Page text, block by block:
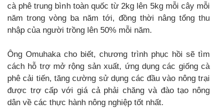
cà phê trung bình toàn quốc từ 2kg lên 5kg mỗi cây mỗi
năm trong vòng ba năm tới, đồng thời nâng tổng thu
nhập của người trồng lên 50% mỗi năm.
Ông Omuhaka cho biết, chương trình phục hồi sẽ tìm
cách hỗ trợ mở rộng sản xuất, ứng dụng các giống cà
phê cải tiến, tăng cường sử dụng các đầu vào nông trại
được trợ cấp với giá cả phải chăng và đào tạo nông
dân về các thực hành nông nghiệp tốt nhất.